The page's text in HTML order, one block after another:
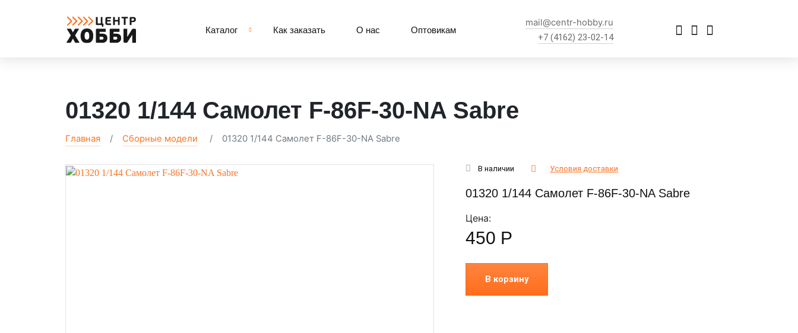
Каталог Как заказать О нас Оптовикам
mail@centr-hobby.ru
+7 (4162) 23-02-14
01320 1/144 Самолет F-86F-30-NA Sabre
Главная Сборные модели 01320 1/144 Самолет F-86F-30-NA Sabre
В наличии Условия доставки
01320 1/144 Самолет F-86F-30-NA Sabre
Цена:
450 Р
В корзину